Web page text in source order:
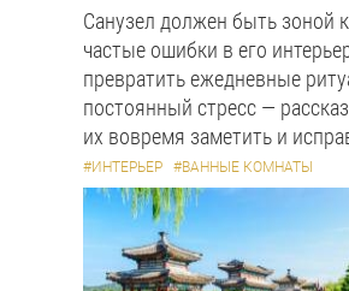
Санузел должен быть зоной
частые ошибки в его
превратить ежедневные
постоянный стресс —
их вовремя заметить и
#ИНТЕРЬЕР #ВАННЫЕ КОМНАТЫ